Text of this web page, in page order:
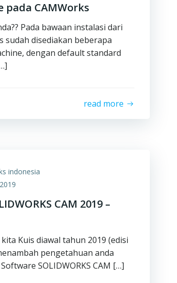
pada CAMWorks
Pada bawaan instalasi dari
sudah disediakan beberapa
dengan default standard
read more
indonesia
CAM 2019 –
Kuis diawal tahun 2019 (edisi
pengetahuan anda
SOLIDWORKS CAM […]